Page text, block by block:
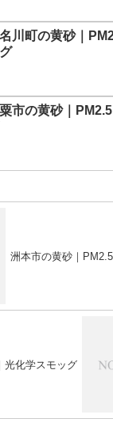
川町の黄砂｜
市の黄砂｜
洲本市の黄砂｜
光化学スモッグ